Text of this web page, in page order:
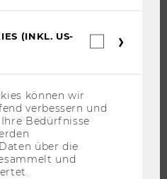
(INKL. US-
können wir
verbessern und
Bedürfnisse
über die
und